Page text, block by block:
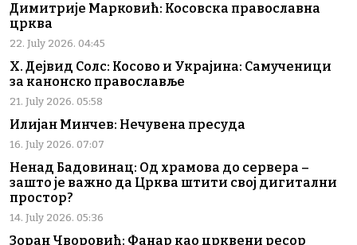
Димитрије Марковић: Косовска православна
црква
22. July 2026. 04:45
Х. Дејвид Солс: Косово и Украјина: Самученици
за канонско православље
21. July 2026. 05:58
Илијан Минчев: Нечувена пресуда
16. July 2026. 07:07
Ненад Бадовинац: Од храмова до сервера –
зашто је важно да Црква штити свој дигитални
простор?
14. July 2026. 05:36
Зоран Чворовић: Фанар као црквени ресор